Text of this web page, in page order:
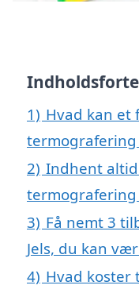
1) Hvad kan et
termografering
2) Indhent
termografering
3) Få nemt 3
Jels, du kan
4) Hvad koster